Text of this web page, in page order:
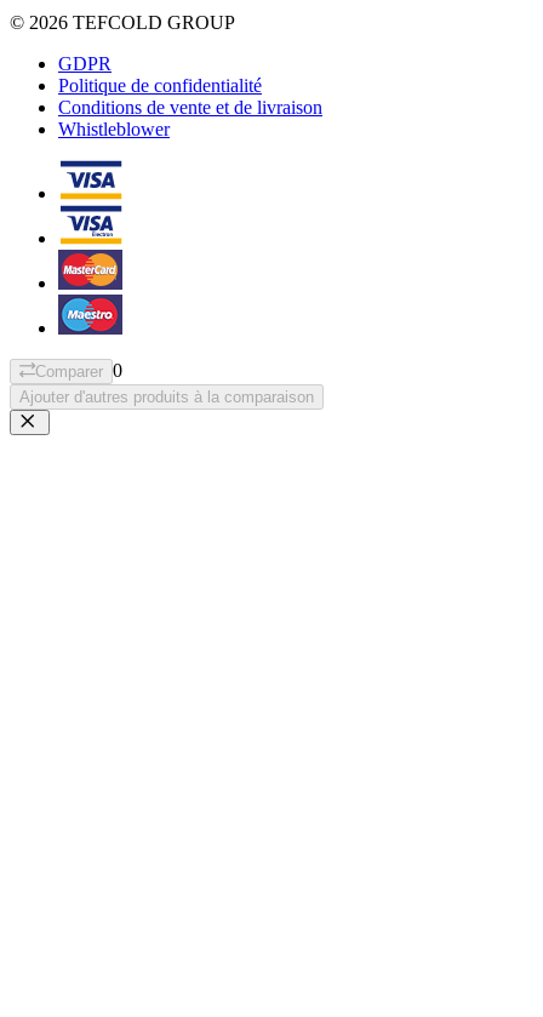
© 2026 TEFCOLD GROUP
GDPR
Politique de confidentialité
Conditions de vente et de livraison
Whistleblower
Comparer 0
Ajouter d'autres produits à la comparaison